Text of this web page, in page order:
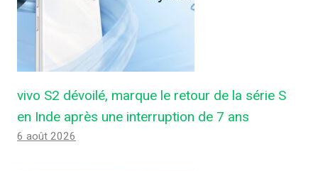
vivo S2 dévoilé, marque le retour de la série S
en Inde après une interruption de 7 ans
6 août 2026